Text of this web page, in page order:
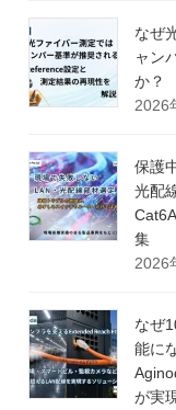
なぜ
ャン
か？
2026
保護
光配
集
2026
なぜ
能に
が実